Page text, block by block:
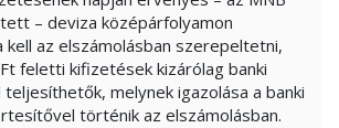
– deviza középárfolyamon
kell az elszámolásban szerepeltetni,
feletti kifizetések kizárólag banki
melynek igazolása a banki
történik az elszámolásban.